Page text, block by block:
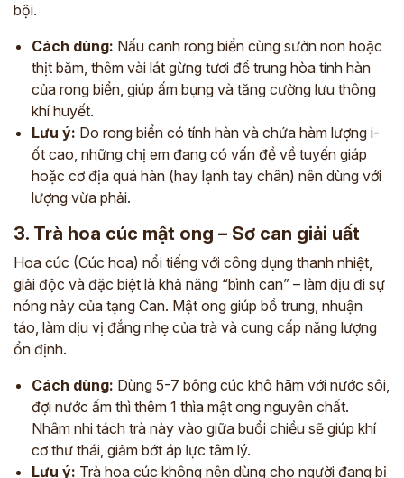
bội.
Cách dùng: Nấu canh rong biển cùng sườn non hoặc
thịt băm, thêm vài lát gừng tươi để trung hòa tính hàn
của rong biển, giúp ấm bụng và tăng cường lưu thông
khí huyết.
Lưu ý: Do rong biển có tính hàn và chứa hàm lượng i-
ốt cao, những chị em đang có vấn đề về tuyến giáp
hoặc cơ địa quá hàn (hay lạnh tay chân) nên dùng với
lượng vừa phải.
3. Trà hoa cúc mật ong – Sơ can giải uất
Hoa cúc (Cúc hoa) nổi tiếng với công dụng thanh nhiệt,
giải độc và đặc biệt là khả năng “bình can” – làm dịu đi sự
nóng nảy của tạng Can. Mật ong giúp bổ trung, nhuận
táo, làm dịu vị đắng nhẹ của trà và cung cấp năng lượng
ổn định.
Cách dùng: Dùng 5-7 bông cúc khô hãm với nước sôi,
đợi nước ấm thì thêm 1 thìa mật ong nguyên chất.
Nhâm nhi tách trà này vào giữa buổi chiều sẽ giúp khí
cơ thư thái, giảm bớt áp lực tâm lý.
Lưu ý: Trà hoa cúc không nên dùng cho người đang bị